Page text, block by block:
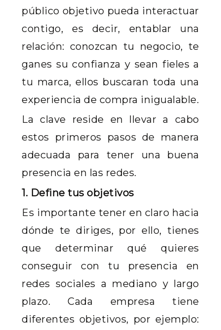
público objetivo pueda interactuar
contigo, es decir, entablar una
relación: conozcan tu negocio, te
ganes su confianza y sean fieles a
tu marca, ellos buscaran toda una
experiencia de compra inigualable.
La clave reside en llevar a cabo
estos primeros pasos de manera
adecuada para tener una buena
presencia en las redes.
1. Define tus objetivos
Es importante tener en claro hacia
dónde te diriges, por ello, tienes
que determinar qué quieres
conseguir con tu presencia en
redes sociales a mediano y largo
plazo. Cada empresa tiene
diferentes objetivos, por ejemplo: